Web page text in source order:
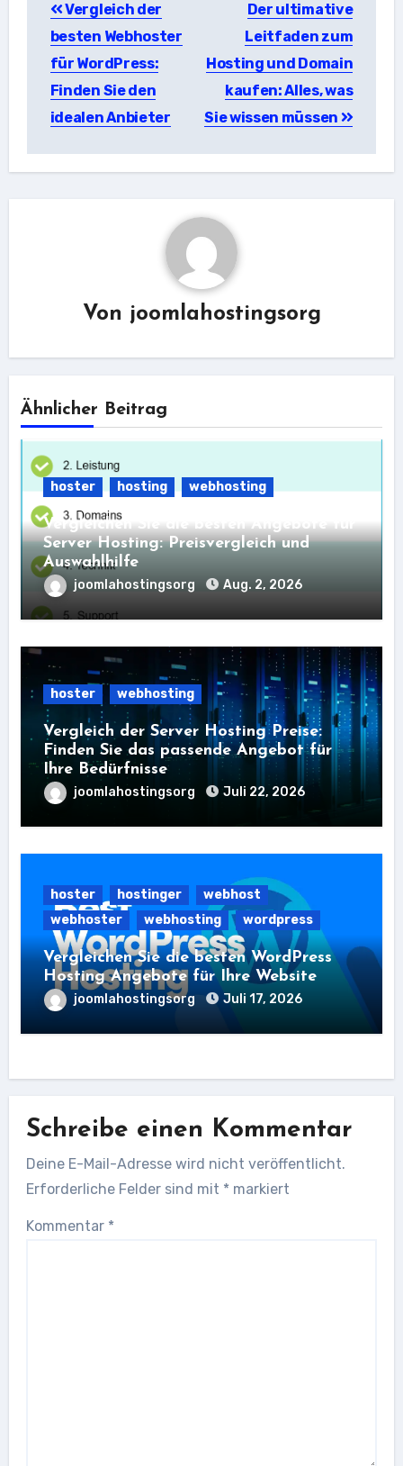
Vergleich der
besten Webhoster
für WordPress:
Finden Sie den
idealen Anbieter
Der ultimative
Leitfaden zum
Hosting und Domain
kaufen: Alles, was
Sie wissen müssen
Von joomlahostingsorg
Ähnlicher Beitrag
hoster hosting webhosting
Vergleichen Sie die besten Angebote für
Server Hosting: Preisvergleich und
Auswahlhilfe
joomlahostingsorg Aug. 2, 2026
hoster webhosting
Vergleich der Server Hosting Preise:
Finden Sie das passende Angebot für
Ihre Bedürfnisse
joomlahostingsorg Juli 22, 2026
hoster hostinger
webhost
webhoster
webhosting wordpress
Vergleichen Sie die besten WordPress
Hosting Angebote für Ihre Website
joomlahostingsorg Juli 17, 2026
Schreibe einen Kommentar
Deine E-Mail-Adresse wird nicht veröffentlicht.
Erforderliche Felder sind mit * markiert
Kommentar *